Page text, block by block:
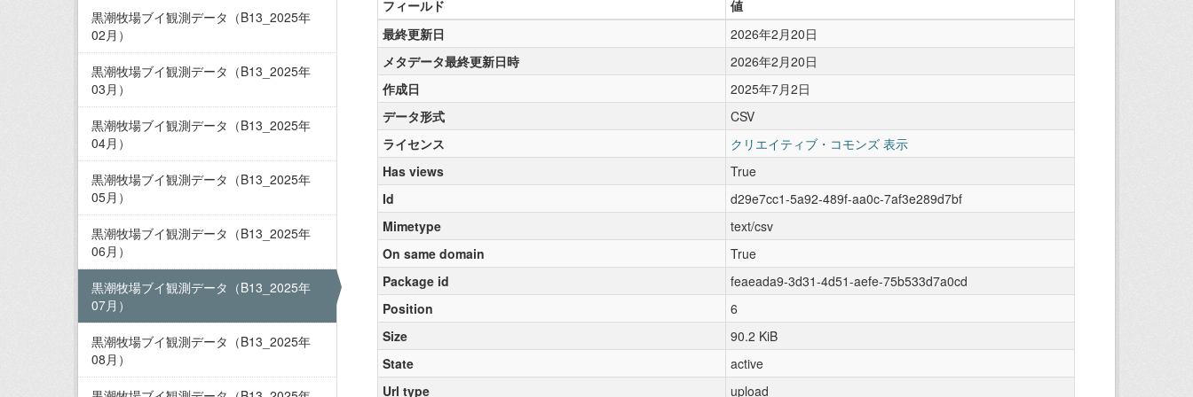
黒潮牧場ブイ観測データ（B13_2025年
02月）
黒潮牧場ブイ観測データ（B13_2025年
03月）
黒潮牧場ブイ観測データ（B13_2025年
04月）
黒潮牧場ブイ観測データ（B13_2025年
05月）
黒潮牧場ブイ観測データ（B13_2025年
06月）
黒潮牧場ブイ観測データ（B13_2025年
07月）
黒潮牧場ブイ観測データ（B13_2025年
08月）
フィールド
値
最終更新日
2026年2月20日
メタデータ最終更新日時
2026年2月20日
作成日
2025年7月2日
データ形式
CSV
ライセンス
クリエイティブ・コモンズ 表示
Has views
True
Id
d29e7cc1-5a92-489f-aa0c-7af3e289d7bf
Mimetype
text/csv
On same domain
True
Package id
feaeada9-3d31-4d51-aefe-75b533d7a0cd
Position
6
Size
90.2 KiB
State
active
Url type
upload